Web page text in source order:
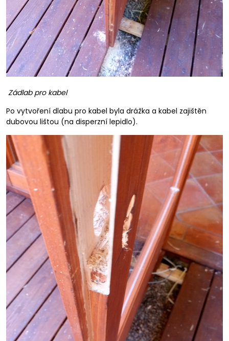
Zádlab pro kabel
Po vytvoření dlabu pro kabel byla drážka a kabel zajištěn
dubovou lištou (na disperzní lepidlo).